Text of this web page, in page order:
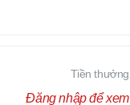
Tiền thưởng
Đăng nhập để xem